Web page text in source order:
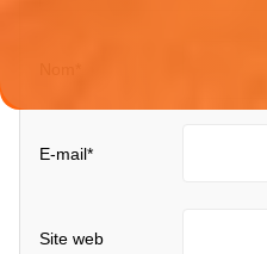
E-mail*
Site web